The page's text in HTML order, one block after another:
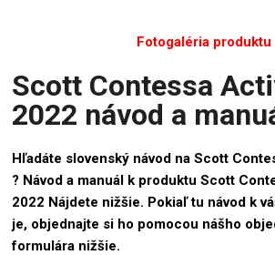
Fotogaléria produktu
Scott Contessa
2022 návod a
Hľadáte slovenský návod na Scott
? Návod a manuál k produktu Scott
2022 Nájdete nižšie. Pokiaľ tu návod k
je, objednajte si ho pomocou nášho
formulára nižšie.